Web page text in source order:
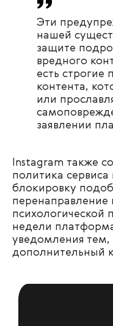
Эти
нашей
защите
вредного
есть строгие
контента,
или
заявлении
Instagram также
политика
блокировку
перенаправление
недели
уведомления
дополнительный